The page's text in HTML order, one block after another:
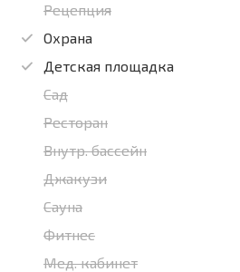
Рецепция
Охрана
Детская площадка
Сад
Ресторан
Внутр. бассейн
Джакузи
Сауна
Фитнес
Мед. кабинет